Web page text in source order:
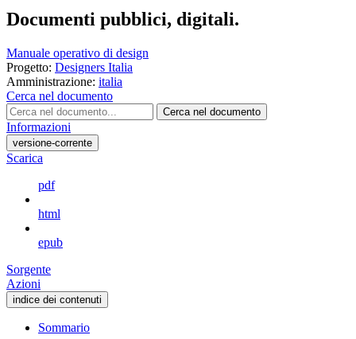
Documenti pubblici, digitali.
Manuale operativo di design
Progetto: Designers Italia
Amministrazione: italia
Cerca nel documento
Cerca nel documento
Informazioni
versione-corrente
Scarica
pdf
html
epub
Sorgente
Azioni
indice dei contenuti
Sommario